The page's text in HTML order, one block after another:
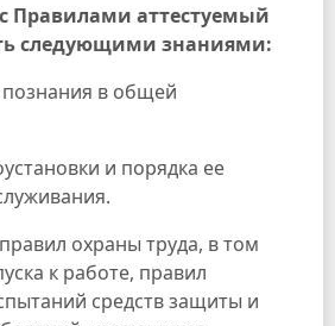
Правилами аттестуемый
следующими знаниями:
в общей
и порядка ее
охраны труда, в том
к работе, правил
средств защиты и